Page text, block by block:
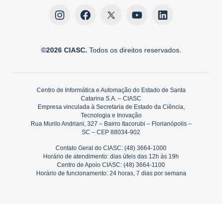
©2026 CIASC. Todos os direitos reservados.
Centro de Informática e Automação do Estado de Santa
Catarina S.A. – CIASC
Empresa vinculada à Secretaria de Estado da Ciência,
Tecnologia e Inovação
Rua Murilo Andriani, 327 – Bairro Itacorubi – Florianópolis –
SC – CEP 88034-902
Contato Geral do CIASC: (48) 3664-1000
Horário de atendimento: dias úteis das 12h às 19h
Centro de Apoio CIASC: (48) 3664-1100
Horário de funcionamento: 24 horas, 7 dias por semana